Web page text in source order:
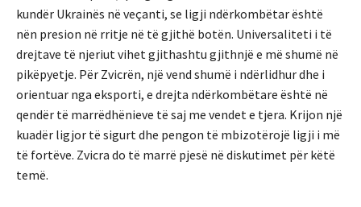
kundër Ukrainës në veçanti, se ligji ndërkombëtar është
nën presion në rritje në të gjithë botën. Universaliteti i të
drejtave të njeriut vihet gjithashtu gjithnjë e më shumë në
pikëpyetje. Për Zvicrën, një vend shumë i ndërlidhur dhe i
orientuar nga eksporti, e drejta ndërkombëtare është në
qendër të marrëdhënieve të saj me vendet e tjera. Krijon një
kuadër ligjor të sigurt dhe pengon të mbizotërojë ligji i më
të fortëve. Zvicra do të marrë pjesë në diskutimet për këtë
temë.